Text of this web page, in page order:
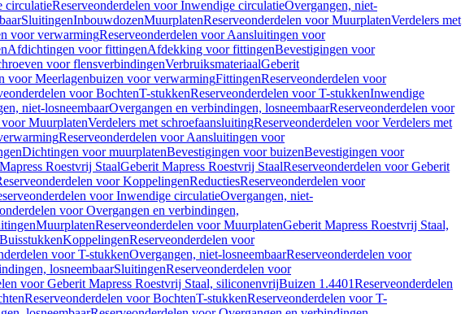
circulatieReserveonderdelen voor Inwendige circulatieOvergangen, niet-
SluitingenInbouwdozenMuurplatenReserveonderdelen voor MuurplatenVerdelers met
voor verwarmingReserveonderdelen voor Aansluitingen voor
Afdichtingen voor fittingenAfdekking voor fittingenBevestigingen voor
voor flensverbindingenVerbruiksmateriaalGeberit
voor Meerlagenbuizen voor verwarmingFittingenReserveonderdelen voor
voor BochtenT-stukkenReserveonderdelen voor T-stukkenInwendige
niet-losneembaarOvergangen en verbindingen, losneembaarReserveonderdelen voor
MuurplatenVerdelers met schroefaansluitingReserveonderdelen voor Verdelers met
Reserveonderdelen voor Aansluitingen voor
Dichtingen voor muurplatenBevestigingen voor buizenBevestigingen voor
Roestvrij StaalGeberit Mapress Roestvrij StaalReserveonderdelen voor Geberit
voor KoppelingenReductiesReserveonderdelen voor
voor Inwendige circulatieOvergangen, niet-
voor Overgangen en verbindingen,
MuurplatenReserveonderdelen voor MuurplatenGeberit Mapress Roestvrij Staal,
BuisstukkenKoppelingenReserveonderdelen voor
voor T-stukkenOvergangen, niet-losneembaarReserveonderdelen voor
losneembaarSluitingenReserveonderdelen voor
voor Geberit Mapress Roestvrij Staal, siliconenvrijBuizen 1.4401Reserveonderdelen
Reserveonderdelen voor BochtenT-stukkenReserveonderdelen voor T-